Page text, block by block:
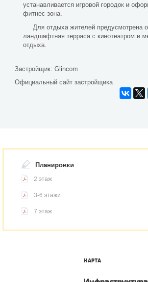
устанавливается игровой городок и
фитнес-зона.
Для отдыха жителей предусмотрена
ландшафтная терраса с кинотеатром и
отдыха.
Застройщик: Glincom
Официальный сайт застройщика
Планировки
2 этаж
3-6 этажи
7 этаж
КАРТА